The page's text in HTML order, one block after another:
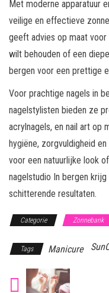
Met moderne apparatuur
veilige en effectieve
geeft advies op maat
wilt behouden of een
bergen voor een prettige
Voor prachtige nagels in
nagelstylisten bieden ze
acrylnagels, en nail art op
hygiëne, zorgvuldigheid
voor een natuurlijke look
nagelstudio In bergen
schitterende resultaten.
Categorie Zonnebank
Tags Manicure